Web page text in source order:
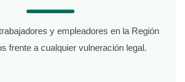
y empleadores en la Región
frente a cualquier vulneración legal.